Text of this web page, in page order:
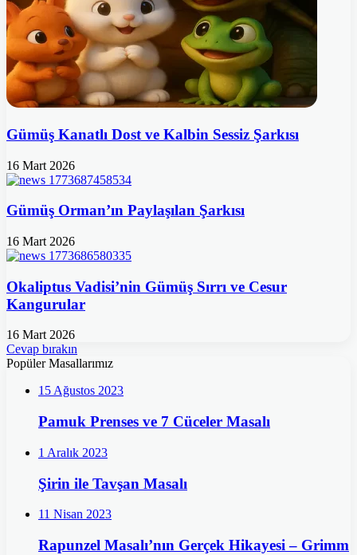
Gümüş Kanatlı Dost ve Kalbin Sessiz Şarkısı
16 Mart 2026
Gümüş Orman’ın Paylaşılan Şarkısı
16 Mart 2026
Okaliptus Vadisi’nin Gümüş Sırrı ve Cesur
Kangurular
16 Mart 2026
Cevap bırakın
Popüler Masallarımız
15 Ağustos 2023
Pamuk Prenses ve 7 Cüceler Masalı
1 Aralık 2023
Şirin ile Tavşan Masalı
11 Nisan 2023
Rapunzel Masalı’nın Gerçek Hikayesi – Grimm